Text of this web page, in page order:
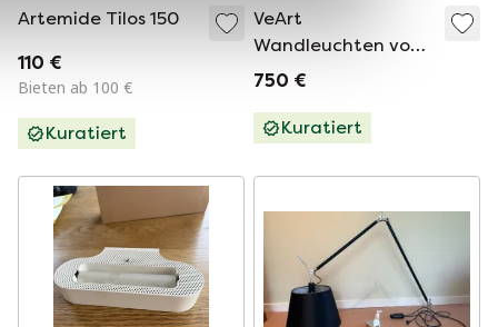
Artemide Tilos 150
110 €
Bieten ab 100 €
Kuratiert
VeArt
Wandleuchten von
Ernesto Gismondi,
750 €
Kuratiert